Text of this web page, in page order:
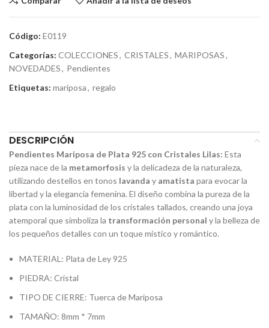
Código: E0119
Categorías: COLECCIONES, CRISTALES, MARIPOSAS,
NOVEDADES, Pendientes
Etiquetas: mariposa, regalo
DESCRIPCIÓN
Pendientes Mariposa de Plata 925 con Cristales Lilas: Esta
pieza nace de la metamorfosis y la delicadeza de la naturaleza,
utilizando destellos en tonos lavanda y amatista para evocar la
libertad y la elegancia femenina. El diseño combina la pureza de la
plata con la luminosidad de los cristales tallados, creando una joya
atemporal que simboliza la transformación personal y la belleza de
los pequeños detalles con un toque místico y romántico.
MATERIAL: Plata de Ley 925
PIEDRA: Cristal
TIPO DE CIERRE: Tuerca de Mariposa
TAMAÑO: 8mm * 7mm